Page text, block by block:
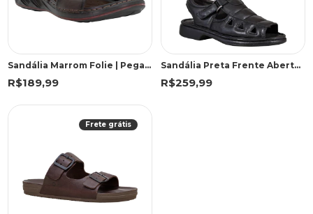
Sandália Marrom Folie | Pegada
R$189,99
Sandália Preta Frente Aberta | Freeland
R$259,99
Frete grátis